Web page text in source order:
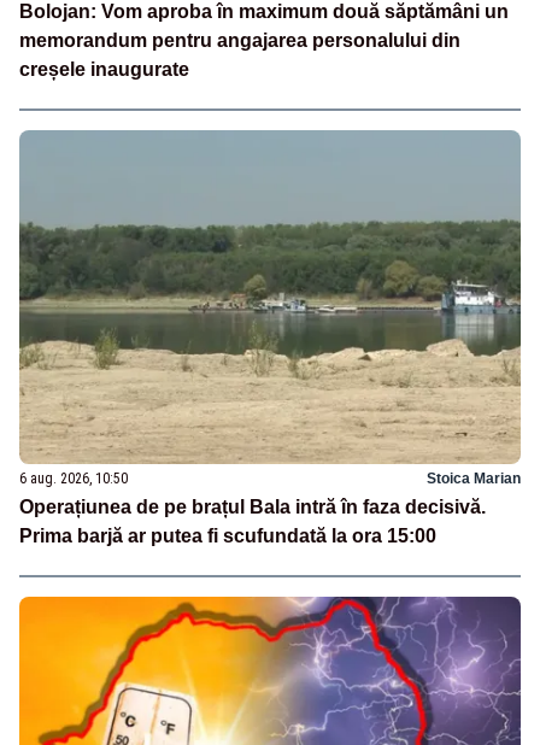
Bolojan: Vom aproba în maximum două săptămâni un
memorandum pentru angajarea personalului din
creșele inaugurate
6 aug. 2026, 10:50 Stoica Marian
Operațiunea de pe brațul Bala intră în faza decisivă.
Prima barjă ar putea fi scufundată la ora 15:00